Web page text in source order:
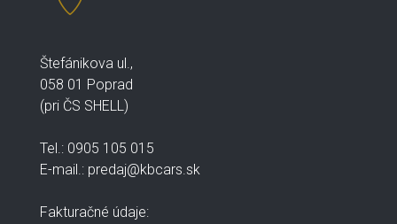
Štefánikova ul.,
058 01 Poprad
(pri ČS SHELL)
Tel.: 0905 105 015
E-mail.: predaj@kbcars.sk
Fakturačné údaje: